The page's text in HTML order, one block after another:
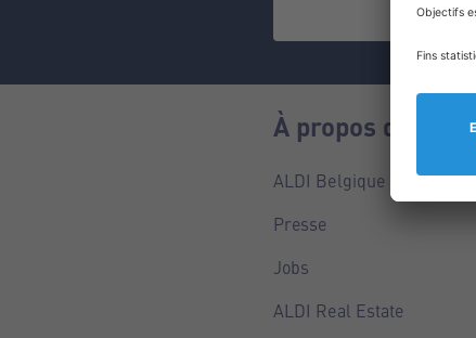
À propos de nous
ALDI Belgique
Presse
Jobs
ALDI Real Estate